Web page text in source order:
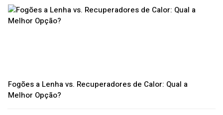
Fogões a Lenha vs. Recuperadores de Calor: Qual a
Melhor Opção?